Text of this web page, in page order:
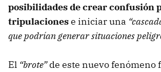
posibilidades de crear confusión
tripulacionese iniciar una
que podrían generar situaciones
El “brote”de este nuevo fenómeno